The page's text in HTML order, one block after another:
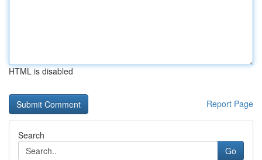
HTML is disabled
Report Page
Search
Go